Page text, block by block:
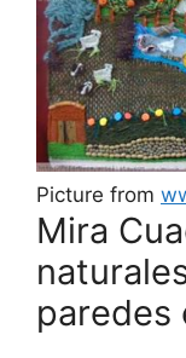
Picture from
Mira
paredes